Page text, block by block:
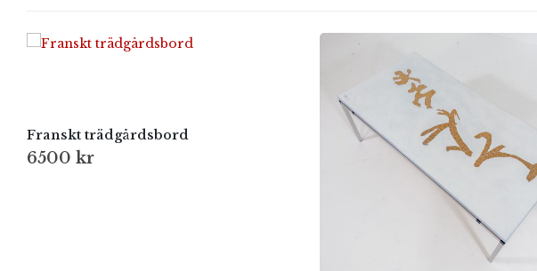
Franskt trädgårdsbord
6500 kr